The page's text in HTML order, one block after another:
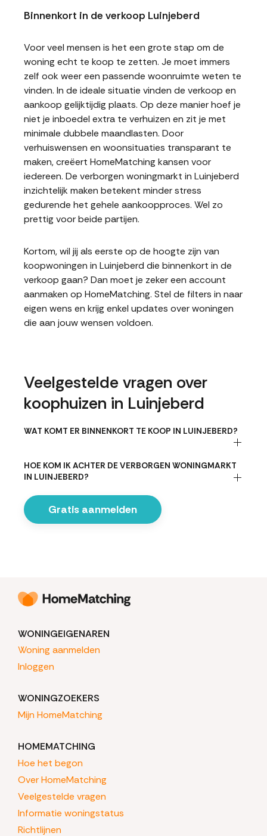
Binnenkort in de verkoop Luinjeberd
Voor veel mensen is het een grote stap om de
woning echt te koop te zetten. Je moet immers
zelf ook weer een passende woonruimte weten te
vinden. In de ideale situatie vinden de verkoop en
aankoop gelijktijdig plaats. Op deze manier hoef je
niet je inboedel extra te verhuizen en zit je met
minimale dubbele maandlasten. Door
verhuiswensen en woonsituaties transparant te
maken, creëert HomeMatching kansen voor
iedereen. De verborgen woningmarkt in Luinjeberd
inzichtelijk maken betekent minder stress
gedurende het gehele aankoopproces. Wel zo
prettig voor beide partijen.
Kortom, wil jij als eerste op de hoogte zijn van
koopwoningen in Luinjeberd die binnenkort in de
verkoop gaan? Dan moet je zeker een account
aanmaken op HomeMatching. Stel de filters in naar
eigen wens en krijg enkel updates over woningen
die aan jouw wensen voldoen.
Veelgestelde vragen over
koophuizen in Luinjeberd
WAT KOMT ER BINNENKORT TE KOOP IN LUINJEBERD?
HOE KOM IK ACHTER DE VERBORGEN WONINGMARKT
IN LUINJEBERD?
Gratis aanmelden
WONINGEIGENAREN
Woning aanmelden
Inloggen
WONINGZOEKERS
Mijn HomeMatching
HOMEMATCHING
Hoe het begon
Over HomeMatching
Veelgestelde vragen
Informatie woningstatus
Richtlijnen